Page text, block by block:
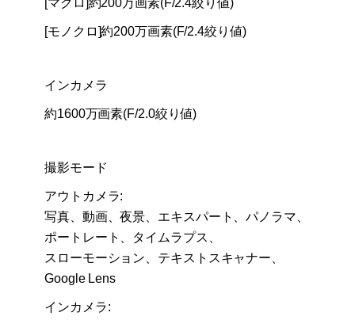
[マクロ]約200万画素(F/2.4絞り値)
[モノクロ]約200万画素(F/2.4絞り値)
インカメラ
約1600万画素(F/2.0絞り値)
撮影モード
アウトカメラ:
写真、動画、夜景、エキスパート、パノラマ、
ポートレート、タイムラプス、
スローモーション、テキストスキャナー、
Google Lens
インカメラ: